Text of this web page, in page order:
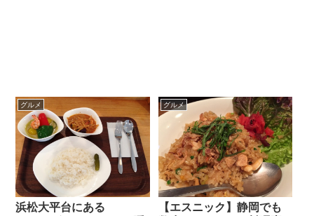
グルメ
浜松大平台にある
グルメ
【エスニック】静岡でも